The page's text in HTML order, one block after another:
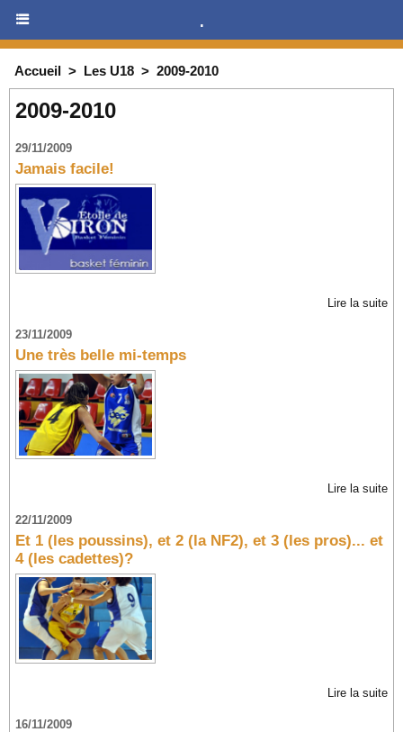
.
Accueil > Les U18 > 2009-2010
2009-2010
29/11/2009
Jamais facile!
Lire la suite
23/11/2009
Une très belle mi-temps
Lire la suite
22/11/2009
Et 1 (les poussins), et 2 (la NF2), et 3 (les pros)... et
4 (les cadettes)?
Lire la suite
16/11/2009